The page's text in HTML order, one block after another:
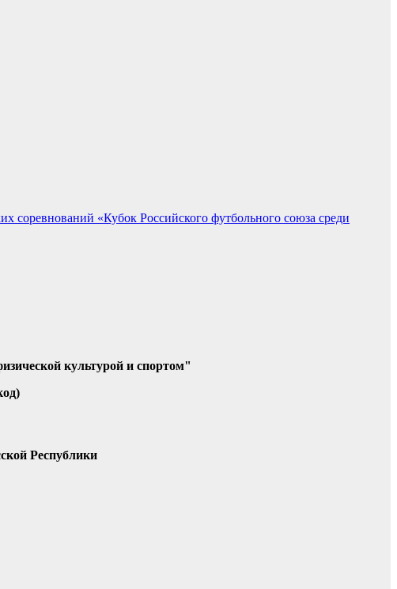
соревнований «Кубок Российского футбольного союза среди
культурой и спортом"